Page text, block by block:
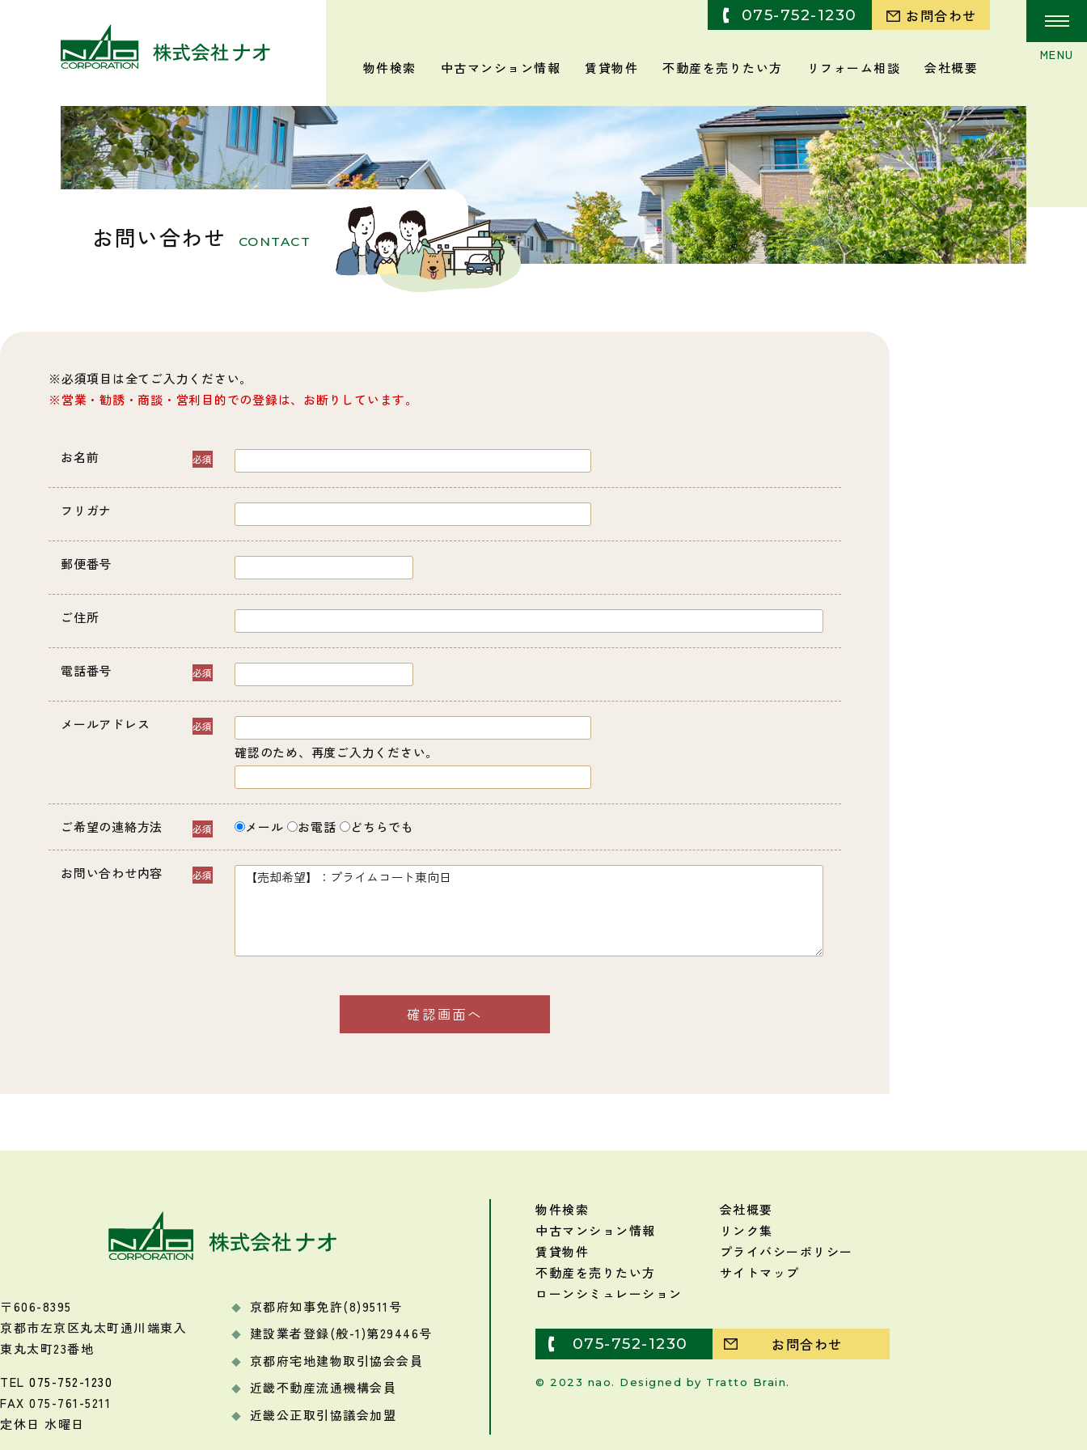
物件検索 中古マンション情報 賃貸物件 不動産を売りたい方 リフォーム相談 会社概要
075-752-1230 お問合わせ
お問い合わせ CONTACT
必須項目は全てご入力ください。
営業・勧誘・商談・営利目的での登録は、お断りしています。
お名前
フリガナ
郵便番号
ご住所
電話番号
メールアドレス
確認のため、再度ご入力ください。
ご希望の連絡方法 メール お電話 どちらでも
お問い合わせ内容
〒606-8395
京都市左京区丸太町通川端東入
東丸太町23番地
TEL 075-752-1230
FAX 075-761-5211
定休日 水曜日
京都府知事免許(8)9511号
建設業者登録(般-1)第29446号
京都府宅地建物取引協会会員
近畿不動産流通機構会員
近畿公正取引協議会加盟
物件検索
中古マンション情報
賃貸物件
不動産を売りたい方
ローンシミュレーション
会社概要
リンク集
プライバシーポリシー
サイトマップ
075-752-1230 お問合わせ
© 2023 nao. Designed by Tratto Brain.